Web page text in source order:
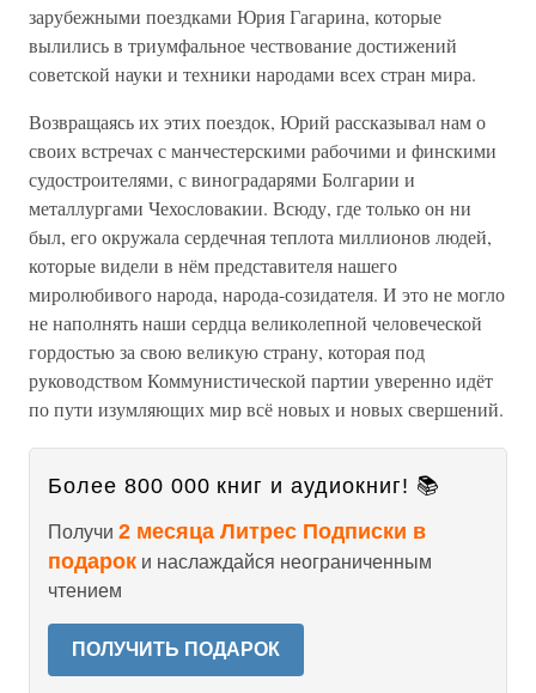
зарубежными поездками Юрия Гагарина, которые
вылились в триумфальное чествование достижений
советской науки и техники народами всех стран мира.
Возвращаясь их этих поездок, Юрий рассказывал нам о
своих встречах с манчестерскими рабочими и финскими
судостроителями, с виноградарями Болгарии и
металлургами Чехословакии. Всюду, где только он ни
был, его окружала сердечная теплота миллионов людей,
которые видели в нём представителя нашего
миролюбивого народа, народа-созидателя. И это не могло
не наполнять наши сердца великолепной человеческой
гордостью за свою великую страну, которая под
руководством Коммунистической партии уверенно идёт
по пути изумляющих мир всё новых и новых свершений.
Более 800 000 книг и аудиокниг! 📚
Получи 2 месяца Литрес Подписки в
подарок и наслаждайся неограниченным
чтением
ПОЛУЧИТЬ ПОДАРОК